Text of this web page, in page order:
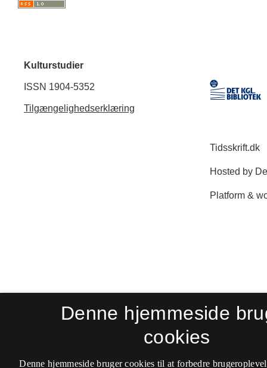
Kulturstudier
ISSN 1904-5352
Tilgængelighedserklæring
Denne hjemmeside
cookies
Denne hjemmeside bruger cookies til at forbedre